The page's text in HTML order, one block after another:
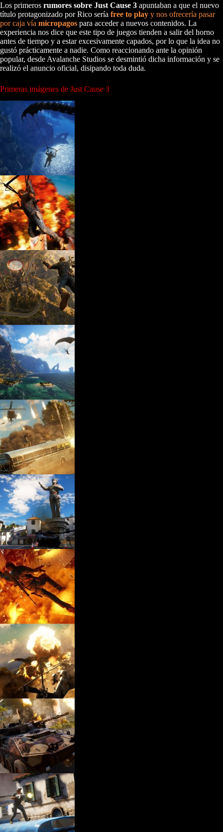
Los primeros rumores sobre Just Cause 3 apuntaban a que el nuevo
título protagonizado por Rico sería free to play y nos ofrecería pasar
por caja vía micropagos para acceder a nuevos contenidos. La
experiencia nos dice que este tipo de juegos tienden a salir del horno
antes de tiempo y a estar excesivamente capados, por lo que la idea no
gustó prácticamente a nadie. Como reaccionando ante la opinión
popular, desde Avalanche Studios se desmintió dicha información y se
realizó el anuncio oficial, disipando toda duda.
Primeras imágenes de Just Cause 3